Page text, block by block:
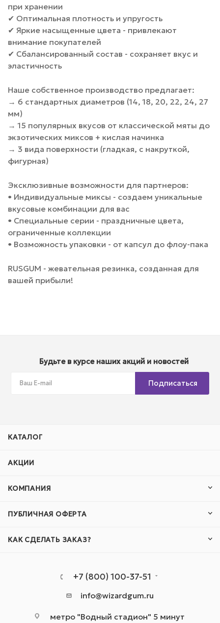
при хранении
✔ Оптимальная плотность и упругость
✔ Яркие насыщенные цвета - привлекают
внимание покупателей
✔ Сбалансированный состав - сохраняет вкус и
эластичность
Наше собственное производство предлагает:
→ 6 стандартных диаметров (14, 18, 20, 22, 24, 27
мм)
→ 15 популярных вкусов от классической мяты до
экзотических миксов + кислая начинка
→ 3 вида поверхности (гладкая, с накруткой,
фигурная)
Эксклюзивные возможности для партнеров:
• Индивидуальные миксы - создаем уникальные
вкусовые комбинации для вас
• Специальные серии - праздничные цвета,
ограниченные коллекции
• Возможность упаковки - от капсул до флоу-пака
RUSGUM - жевательная резинка, созданная для
вашей прибыли!
Будьте в курсе наших акций и новостей
Подписаться
КАТАЛОГ
АКЦИИ
КОМПАНИЯ
ПУБЛИЧНАЯ ОФЕРТА
КАК СДЕЛАТЬ ЗАКАЗ?
+7 (800) 100-37-51
info@wizardgum.ru
метро "Водный стадион" 5 минут